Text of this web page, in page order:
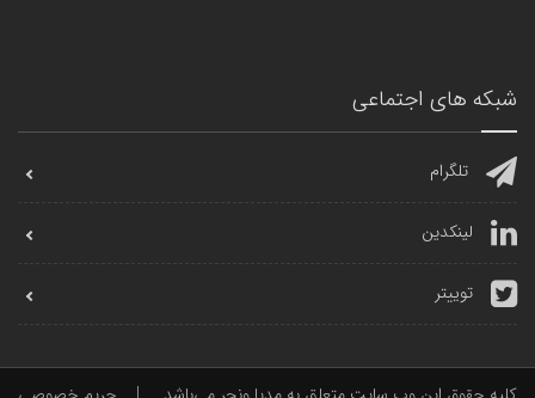
شبکه های اجتماعی
تلگرام
لینکدین
توییتر